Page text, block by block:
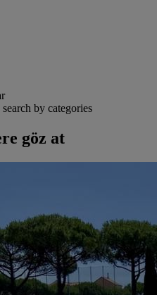
by categories
göz at